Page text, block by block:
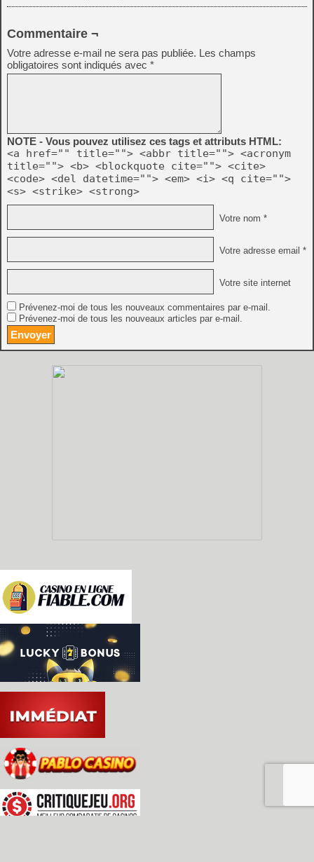
Commentaire ¬
Votre adresse e-mail ne sera pas publiée. Les champs
obligatoires sont indiqués avec *
NOTE - Vous pouvez utilisez ces tags et attributs HTML:
<a href="" title=""> <abbr title=""> <acronym
title=""> <b> <blockquote cite=""> <cite>
<code> <del datetime=""> <em> <i> <q cite="">
<s> <strike> <strong>
Votre nom *
Votre adresse email *
Votre site internet
Prévenez-moi de tous les nouveaux commentaires par e-mail.
Prévenez-moi de tous les nouveaux articles par e-mail.